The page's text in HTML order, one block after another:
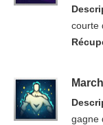
courte
gagne